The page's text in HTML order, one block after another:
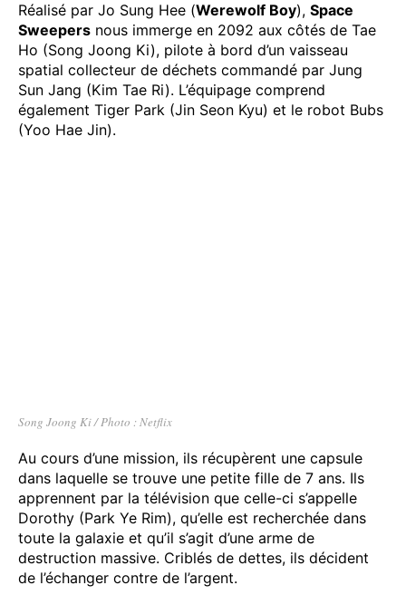
Réalisé par Jo Sung Hee (Werewolf Boy), Space
Sweepers nous immerge en 2092 aux côtés de Tae
Ho (Song Joong Ki), pilote à bord d’un vaisseau
spatial collecteur de déchets commandé par Jung
Sun Jang (Kim Tae Ri). L’équipage comprend
également Tiger Park (Jin Seon Kyu) et le robot Bubs
(Yoo Hae Jin).
Song Joong Ki / Photo : Netflix
Au cours d’une mission, ils récupèrent une capsule
dans laquelle se trouve une petite fille de 7 ans. Ils
apprennent par la télévision que celle-ci s’appelle
Dorothy (Park Ye Rim), qu’elle est recherchée dans
toute la galaxie et qu’il s’agit d’une arme de
destruction massive. Criblés de dettes, ils décident
de l’échanger contre de l’argent.